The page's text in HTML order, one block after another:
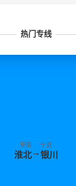
热门专线
安徽
淮北→
宁夏
银川